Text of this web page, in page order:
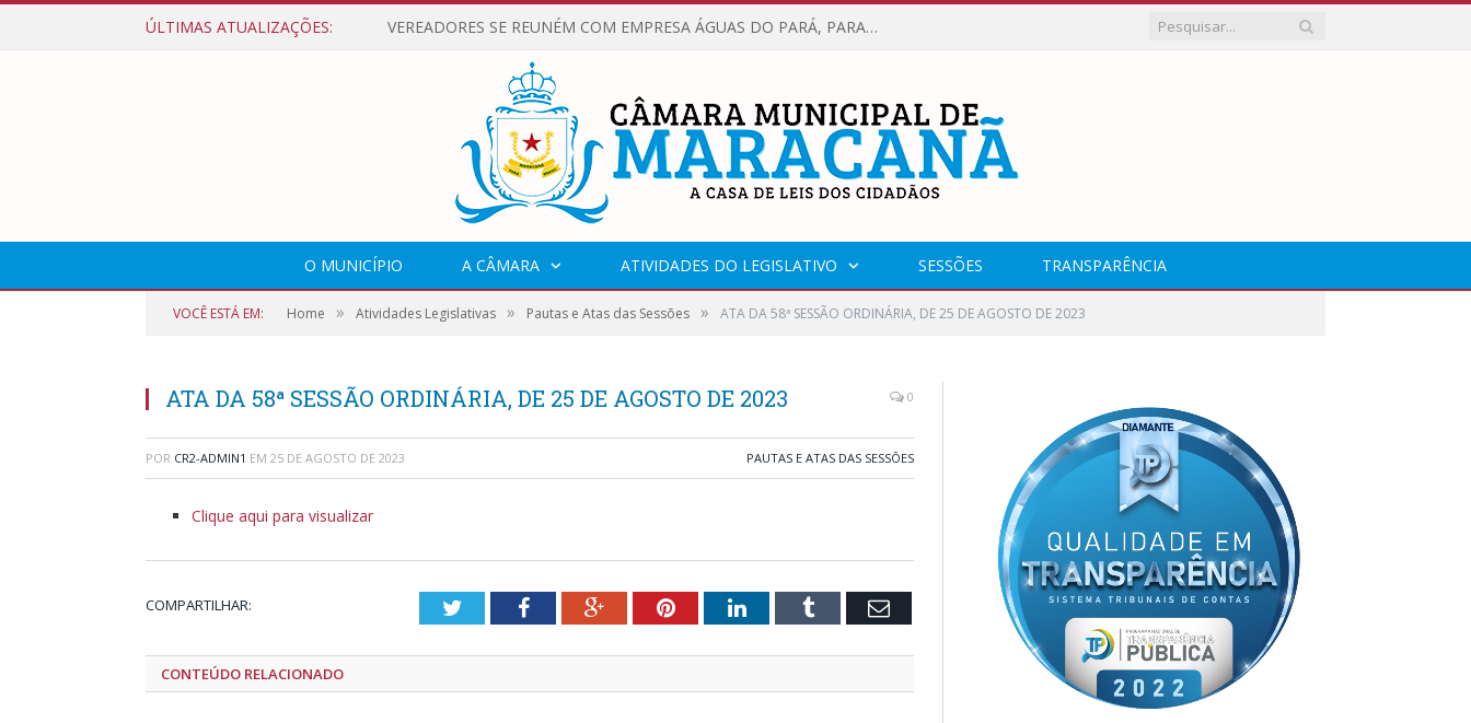
ÚLTIMAS ATUALIZAÇÕES: VEREADORES SE REUNÉM COM EMPRESA ÁGUAS DO PARÁ, PARA APRESENTAR REIVINDICAÇÕES E MELHORIAS NA QUALIDADE DOS SERVIÇOS OFERECIDOS Á POPULAÇÃO.
O MUNICÍPIO A CÂMARA ATIVIDADES DO LEGISLATIVO SESSÕES TRANSPARÊNCIA
VOCÊ ESTÁ EM: Home » Atividades Legislativas » Pautas e Atas das Sessões » ATA DA 58ª SESSÃO ORDINÁRIA, DE 25 DE AGOSTO DE 2023
ATA DA 58ª SESSÃO ORDINÁRIA, DE 25 DE AGOSTO DE 2023 0
POR CR2-ADMIN1 EM 25 DE AGOSTO DE 2023 PAUTAS E ATAS DAS SESSÕES
Clique aqui para visualizar
COMPARTILHAR: TwitterFacebookGoogle+PinterestLinkedInTumblr Email
CONTEÚDO RELACIONADO